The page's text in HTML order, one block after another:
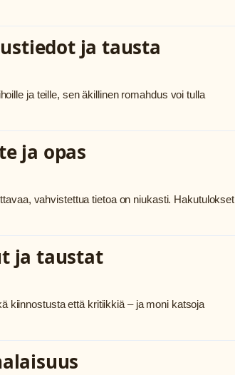
ja tausta
ja teille, sen äkillinen romahdus voi tulla
ja opas
vahvistettua tietoa on niukasti. Hakutulokset
ja taustat
kiinnostusta että kritiikkiä – ja moni katsoja